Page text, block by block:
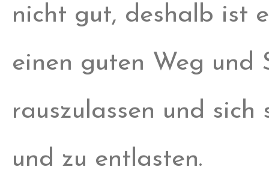
nicht gut, deshalb ist
einen guten Weg
rauszulassen und
und zu entlasten.